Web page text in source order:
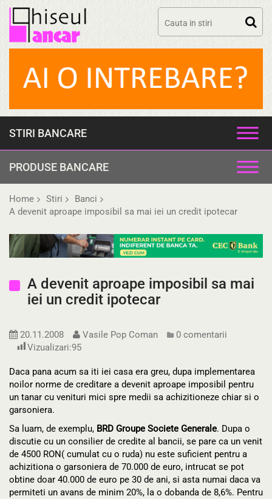
Skip
STIRI BANCARE
PRODUSE BANCARE
Home Stiri
Banci
A devenit aproape imposibil sa mai iei un credit ipotecar
A devenit aproape imposibil sa mai
iei un credit ipotecar
20.11.2008 Vasile Pop Coman
0 comentarii
Vizualizari:95
Daca pana acum sa iti iei casa era greu, dupa implementarea
noilor norme de creditare a devenit aproape imposibil pentru
un tanar cu venituri mici spre medii sa achizitioneze chiar si o
garsoniera.
Sa luam, de exemplu, BRD Groupe Societe Generale. Dupa o
discutie cu un consilier de credite al bancii, se pare ca un venit
de 4500 RON( cumulat cu o ruda) nu este suficient pentru a
achizitiona o garsoniera de 70.000 de euro, intrucat se pot
obtine doar 40.000 de euro pe 30 de ani, si asta numai daca va
permiteti un avans de minim 20%, la o dobanda de 8,6%. Pentru